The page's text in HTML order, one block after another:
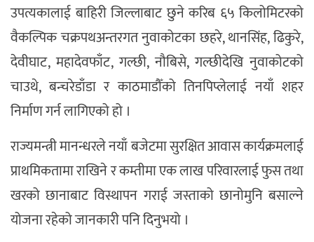
उपत्यकालाई बाहिरी जिल्लाबाट छुने करिब ६५ किलोमिटरको
वैकल्पिक चक्रपथअन्तरगत नुवाकोटका छहरे, थानसिंह, ढिकुरे,
देवीघाट, महादेवफाँट, गल्छी, नौबिसे, गल्छीदेखि नुवाकोटको
चाउथे, बन्चरेडाँडा र काठमाडौँको तिनपिप्लेलाई नयाँ शहर
निर्माण गर्न लागिएको हो ।
राज्यमन्त्री मानन्धरले नयाँ बजेटमा सुरक्षित आवास कार्यक्रमलाई
प्राथमिकतामा राखिने र कम्तीमा एक लाख परिवारलाई फुस तथा
खरको छानाबाट विस्थापन गराई जस्ताको छानोमुनि बसाल्ने
योजना रहेको जानकारी पनि दिनुभयो ।